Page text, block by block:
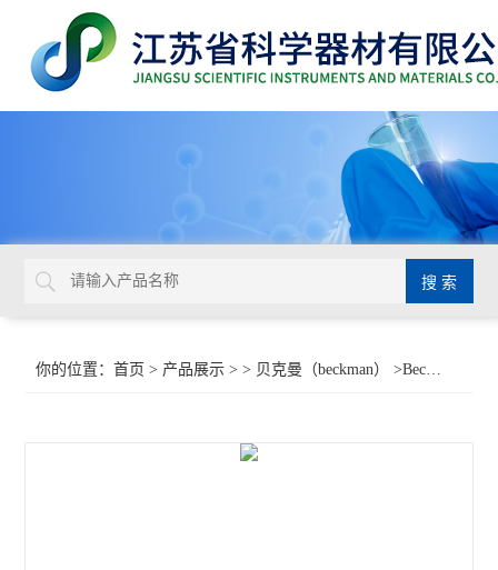
你的位置：首页 > 产品展示 > > 贝克曼（beckman） >Beckman COULTER CLENZ 清洗液8546930